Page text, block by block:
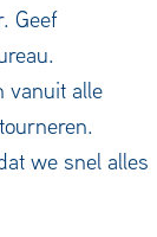
Geef
vanuit alle
we snel alles